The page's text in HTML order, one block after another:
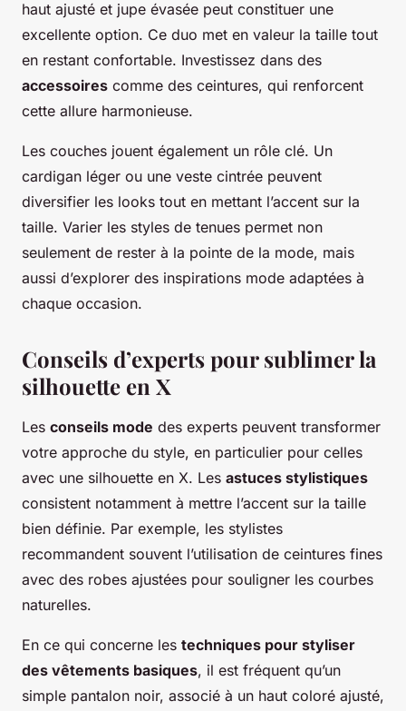
haut ajusté et jupe évasée peut constituer une
excellente option. Ce duo met en valeur la taille tout
en restant confortable. Investissez dans des
accessoires comme des ceintures, qui renforcent
cette allure harmonieuse.
Les couches jouent également un rôle clé. Un
cardigan léger ou une veste cintrée peuvent
diversifier les looks tout en mettant l’accent sur la
taille. Varier les styles de tenues permet non
seulement de rester à la pointe de la mode, mais
aussi d’explorer des inspirations mode adaptées à
chaque occasion.
Conseils d’experts pour sublimer la
silhouette en X
Les conseils mode des experts peuvent transformer
votre approche du style, en particulier pour celles
avec une silhouette en X. Les astuces stylistiques
consistent notamment à mettre l’accent sur la taille
bien définie. Par exemple, les stylistes
recommandent souvent l’utilisation de ceintures fines
avec des robes ajustées pour souligner les courbes
naturelles.
En ce qui concerne les techniques pour styliser
des vêtements basiques, il est fréquent qu’un
simple pantalon noir, associé à un haut coloré ajusté,